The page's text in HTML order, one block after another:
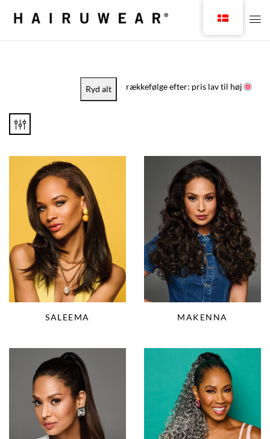
Ryd alt rækkefølge efter: pris lav til høj
SALEEMA MAKENNA